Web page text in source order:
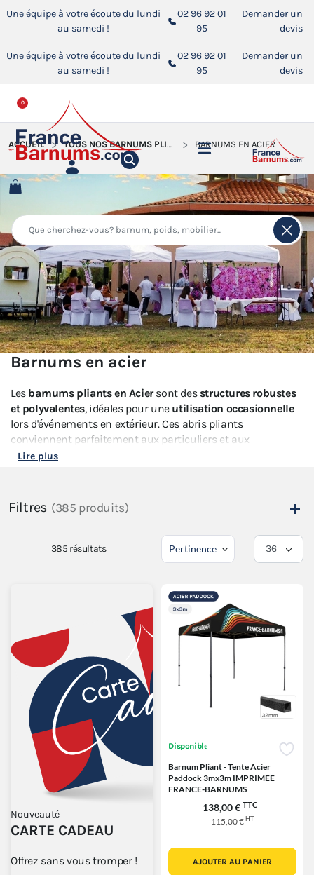
Une équipe à votre écoute du lundi
au samedi !
02 96 92 01
95
Demander un
devis
Une équipe à votre écoute du lundi
au samedi !
02 96 92 01
95
Demander un
devis
0
ACCUEIL TOUS NOS BARNUMS PLIANTS BARNUMS EN ACIER
Barnums en acier
Les barnums pliants en Aciersont des structures robustes
et polyvalentes, idéales pour une utilisation occasionnelle
lors d'événements en extérieur. Ces abris pliants
conviennent parfaitement aux particuliers et aux
professionnels qui recherchent un barnum pliant avec un
Découvrez les différentes gammes de barnums Acier et les
différentes couleurs de série. Nous proposons des barnums
de différentes tailles pour répondre aux besoins de chacun.
Allant dubarnum pliant acier 2x2aubarnum acier 3x6
vous pourrez retrouver l'incontournabletente pliante 3x3m.
Lire plus
Filtres (385 produits)
385 résultats
Nouveauté
CARTE CADEAU
Offrez sans vous tromper !
Disponible
Barnum Pliant - Tente Acier
Paddock 3mx3m IMPRIMEE
FRANCE-BARNUMS
138,00 € TTC
115,00 €HT
AJOUTER AU PANIER